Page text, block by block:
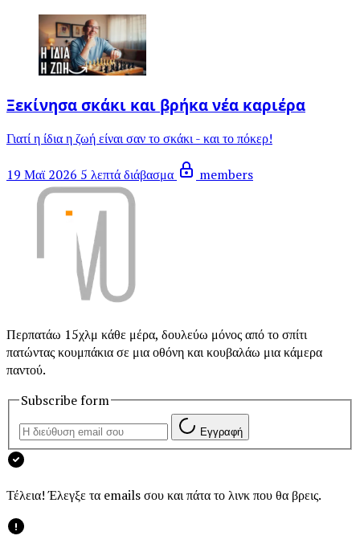
Ξεκίνησα σκάκι και βρήκα νέα καριέρα
Γιατί η ίδια η ζωή είναι σαν το σκάκι - και το πόκερ!
19 Μαϊ 2026 5 λεπτά διάβασμα members
Περπατάω 15χλμ κάθε μέρα, δουλεύω μόνος από το σπίτι
πατώντας κουμπάκια σε μια οθόνη και κουβαλάω μια κάμερα
παντού.
Subscribe form
Εγγραφή
Τέλεια! Έλεγξε τα emails σου και πάτα το λινκ που θα βρεις.